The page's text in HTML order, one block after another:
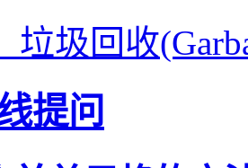
垃圾回收
提问